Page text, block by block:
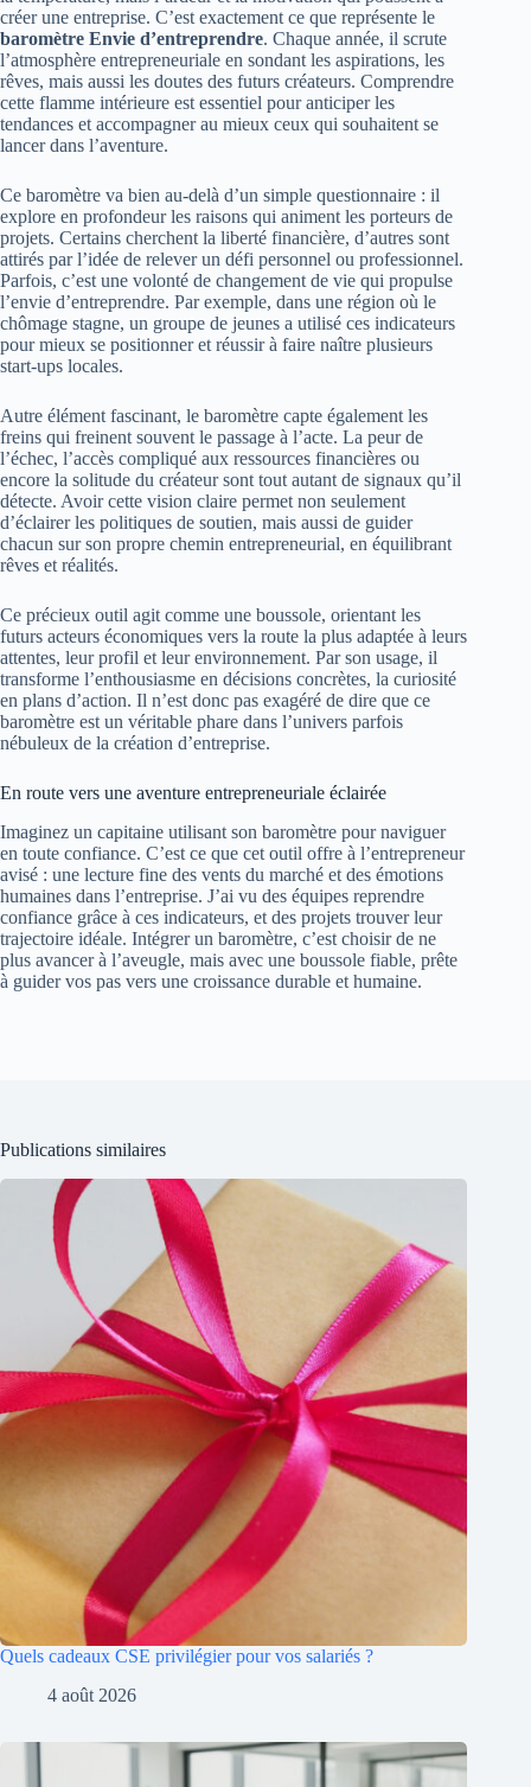
créer une entreprise. C’est exactement ce que représente le
baromètre Envie d’entreprendre. Chaque année, il scrute
l’atmosphère entrepreneuriale en sondant les aspirations, les
rêves, mais aussi les doutes des futurs créateurs. Comprendre
cette flamme intérieure est essentiel pour anticiper les
tendances et accompagner au mieux ceux qui souhaitent se
lancer dans l’aventure.
Ce baromètre va bien au-delà d’un simple questionnaire : il
explore en profondeur les raisons qui animent les porteurs de
projets. Certains cherchent la liberté financière, d’autres sont
attirés par l’idée de relever un défi personnel ou professionnel.
Parfois, c’est une volonté de changement de vie qui propulse
l’envie d’entreprendre. Par exemple, dans une région où le
chômage stagne, un groupe de jeunes a utilisé ces indicateurs
pour mieux se positionner et réussir à faire naître plusieurs
start-ups locales.
Autre élément fascinant, le baromètre capte également les
freins qui freinent souvent le passage à l’acte. La peur de
l’échec, l’accès compliqué aux ressources financières ou
encore la solitude du créateur sont tout autant de signaux qu’il
détecte. Avoir cette vision claire permet non seulement
d’éclairer les politiques de soutien, mais aussi de guider
chacun sur son propre chemin entrepreneurial, en équilibrant
rêves et réalités.
Ce précieux outil agit comme une boussole, orientant les
futurs acteurs économiques vers la route la plus adaptée à leurs
attentes, leur profil et leur environnement. Par son usage, il
transforme l’enthousiasme en décisions concrètes, la curiosité
en plans d’action. Il n’est donc pas exagéré de dire que ce
baromètre est un véritable phare dans l’univers parfois
nébuleux de la création d’entreprise.
En route vers une aventure entrepreneuriale éclairée
Imaginez un capitaine utilisant son baromètre pour naviguer
en toute confiance. C’est ce que cet outil offre à l’entrepreneur
avisé : une lecture fine des vents du marché et des émotions
humaines dans l’entreprise. J’ai vu des équipes reprendre
confiance grâce à ces indicateurs, et des projets trouver leur
trajectoire idéale. Intégrer un baromètre, c’est choisir de ne
plus avancer à l’aveugle, mais avec une boussole fiable, prête
à guider vos pas vers une croissance durable et humaine.
Publications similaires
Quels cadeaux CSE privilégier pour vos salariés ?
4 août 2026